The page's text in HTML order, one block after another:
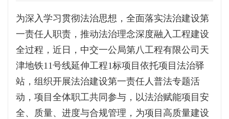
为深入学习贯彻法治思想，全面落实法治建设第
一责任人职责，推动法治理念深度融入工程建设
全过程，近日，中交一公局第八工程有限公司天
津地铁11号线延伸工程1标项目依托项目法治驿
站，组织开展法治建设第一责任人普法专题活
动，项目全体职工共同参与，以法治赋能项目安
全、质量、进度与合规管理，为项目高质量建设